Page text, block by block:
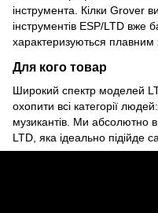
інструмента. Кілки Grover
інструментів ESP/LTD вже
характеризуються плавним
Для кого товар
Широкий спектр моделей
охопити всі категорії
музикантів. Ми абсолютно
LTD, яка ідеально підійде